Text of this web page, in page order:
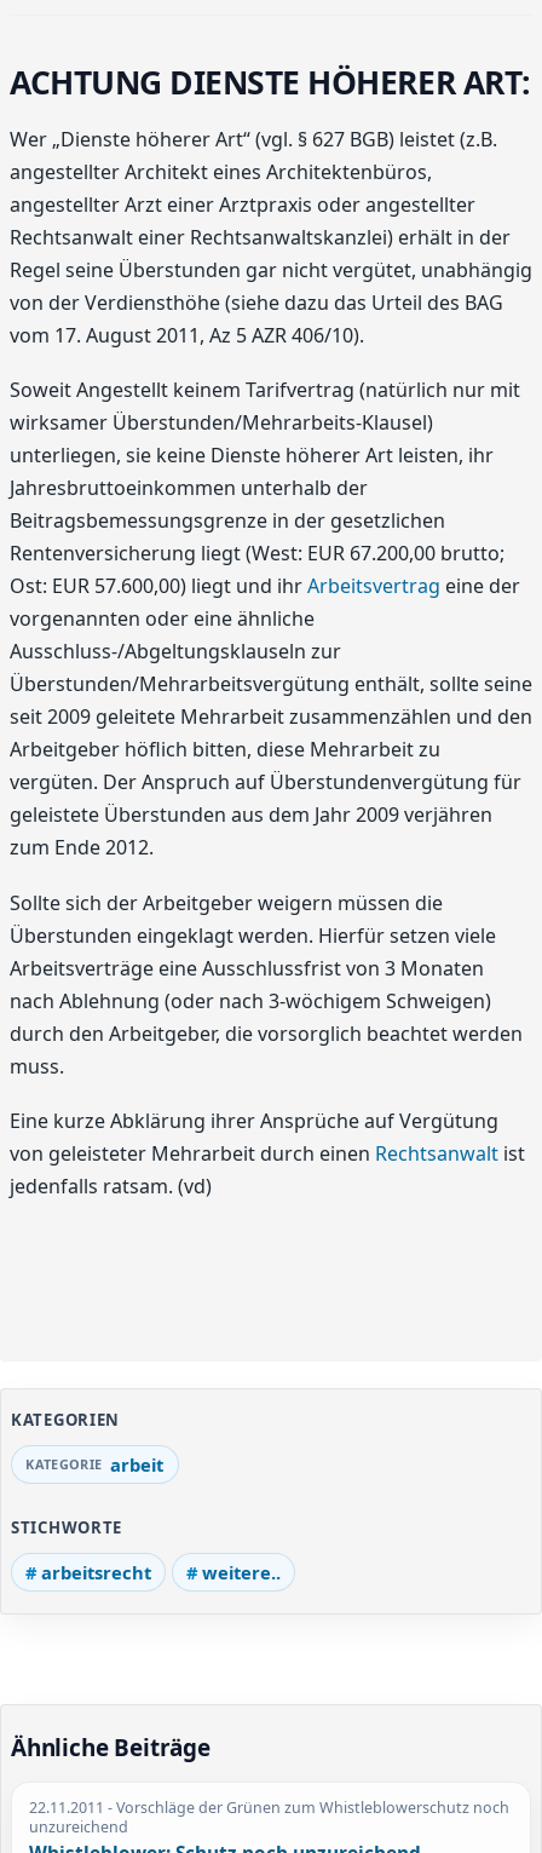
ACHTUNG DIENSTE HÖHERER ART:
Wer „Dienste höherer Art“ (vgl. § 627 BGB) leistet (z.B.
angestellter Architekt eines Architektenbüros,
angestellter Arzt einer Arztpraxis oder angestellter
Rechtsanwalt einer Rechtsanwaltskanzlei) erhält in der
Regel seine Überstunden gar nicht vergütet, unabhängig
von der Verdiensthöhe (siehe dazu das Urteil des BAG
vom 17. August 2011, Az 5 AZR 406/10).
Soweit Angestellt keinem Tarifvertrag (natürlich nur mit
wirksamer Überstunden/Mehrarbeits-Klausel)
unterliegen, sie keine Dienste höherer Art leisten, ihr
Jahresbruttoeinkommen unterhalb der
Beitragsbemessungsgrenze in der gesetzlichen
Rentenversicherung liegt (West: EUR 67.200,00 brutto;
Ost: EUR 57.600,00) liegt und ihrArbeitsvertrag eine der
vorgenannten oder eine ähnliche
Ausschluss-/Abgeltungsklauseln zur
Überstunden/Mehrarbeitsvergütung enthält, sollte seine
seit 2009 geleitete Mehrarbeit zusammenzählen und den
Arbeitgeber höflich bitten, diese Mehrarbeit zu
vergüten. Der Anspruch auf Überstundenvergütung für
geleistete Überstunden aus dem Jahr 2009 verjähren
zum Ende 2012.
Sollte sich der Arbeitgeber weigern müssen die
Überstunden eingeklagt werden. Hierfür setzen viele
Arbeitsverträge eine Ausschlussfrist von 3 Monaten
nach Ablehnung (oder nach 3-wöchigem Schweigen)
durch den Arbeitgeber, die vorsorglich beachtet werden
muss.
Eine kurze Abklärung ihrer Ansprüche auf Vergütung
von geleisteter Mehrarbeit durch einen Rechtsanwalt ist
jedenfalls ratsam. (vd)
KATEGORIEN
arbeit
STICHWORTE
arbeitsrecht weitere..
Ähnliche Beiträge
22.11.2011 - Vorschläge der Grünen zum Whistleblowerschutz noch
unzureichend